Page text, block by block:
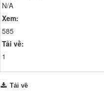
N/A
Xem:
585
Tải về:
1
Tải về